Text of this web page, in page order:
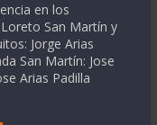
en los
San Martín y
Jorge Arias
San Martín: Jose
Arias Padilla